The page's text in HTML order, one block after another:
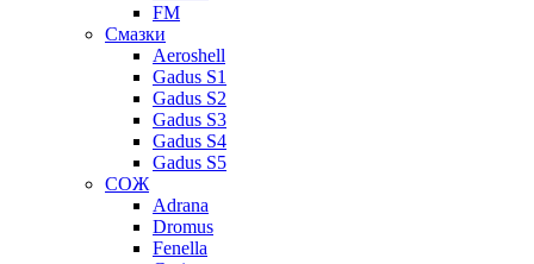
FM
Смазки
Aeroshell
Gadus S1
Gadus S2
Gadus S3
Gadus S4
Gadus S5
СОЖ
Adrana
Dromus
Fenella